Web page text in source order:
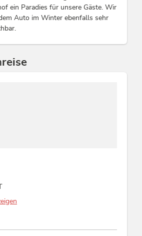
ein Paradies für unsere Gäste. Wir
Auto im Winter ebenfalls sehr